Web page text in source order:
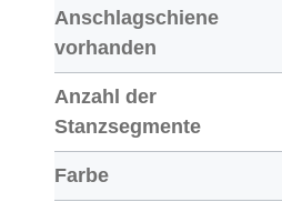
Anschlagschiene
vorhanden
Anzahl der
Stanzsegmente
Farbe